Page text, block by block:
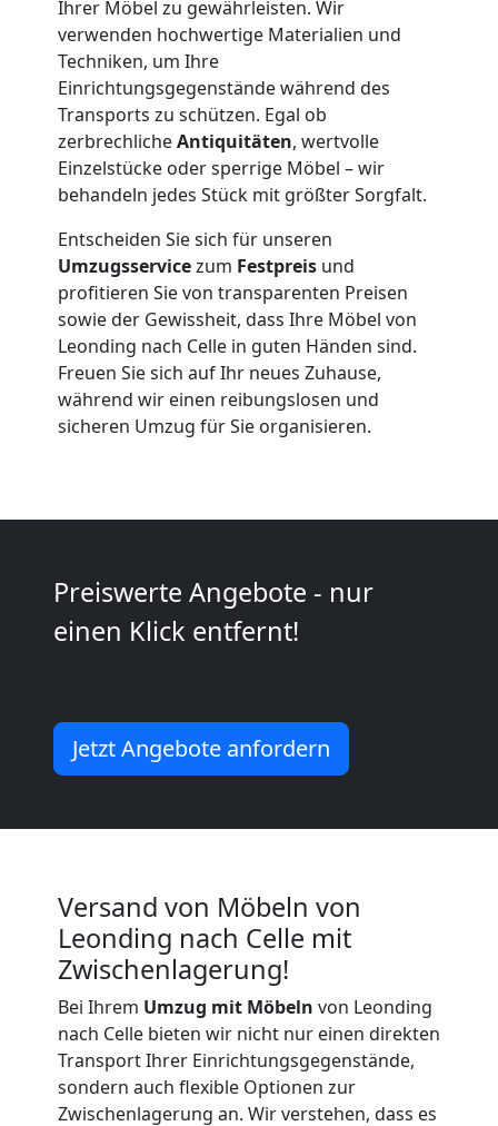
Ihrer Möbel zu gewährleisten. Wir
verwenden hochwertige Materialien und
Techniken, um Ihre
Einrichtungsgegenstände während des
Transports zu schützen. Egal ob
zerbrechlicheAntiquitäten, wertvolle
Einzelstücke oder sperrige Möbel – wir
behandeln jedes Stück mit größter Sorgfalt.
Entscheiden Sie sich für unseren
Umzugsservicezum Festpreis und
profitieren Sie von transparenten Preisen
sowie der Gewissheit, dass Ihre Möbel von
Leonding nach Celle in guten Händen sind.
Freuen Sie sich auf Ihr neues Zuhause,
während wir einen reibungslosen und
sicheren Umzug für Sie organisieren.
Preiswerte Angebote - nur
einen Klick entfernt!
Jetzt Angebote anfordern
Versand von Möbeln von
Leonding nach Celle mit
Zwischenlagerung!
Bei Ihrem Umzug mit Möbeln von Leonding
nach Celle bieten wir nicht nur einen direkten
Transport Ihrer Einrichtungsgegenstände,
sondern auch flexible Optionen zur
Zwischenlagerung an. Wir verstehen, dass es
Leonding
Full-
Service-
Umzug
Leonding
Qualitäts-
Umzüge
Vereinsumzug
Leonding
Anfrage
Möbeltransport
National
Möbeltransport
International
Beiladung